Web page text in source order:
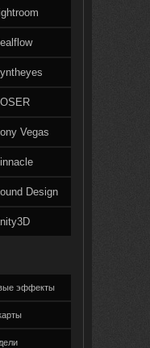
Vegas
Design
эффекты